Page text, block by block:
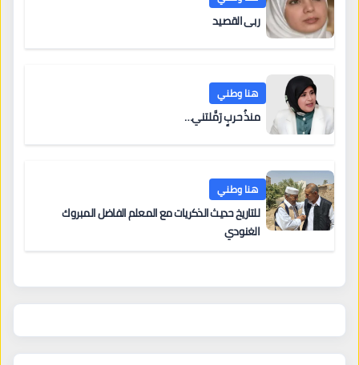
ربى القصيد
هنا وطني
منذُ حربٍ رَمَّلتني…
هنا وطني
للتاريخ حديث الذكريات مع المعلم الفاضل المبروك
الغنودي